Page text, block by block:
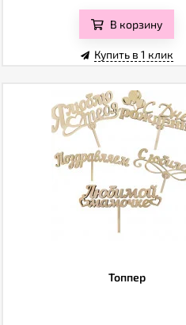
В корзину
Купить в 1 клик
Топпер